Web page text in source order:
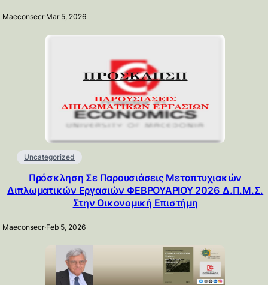
Maeconsecr·Mar 5, 2026
Uncategorized
Πρόσκληση Σε Παρουσιάσεις Μεταπτυχιακών
Διπλωματικών Εργασιών_ΦΕΒΡΟΥΑΡΙΟΥ 2026_Δ.Π.Μ.Σ.
Στην Οικονομική Επιστήμη
Maeconsecr·Feb 5, 2026